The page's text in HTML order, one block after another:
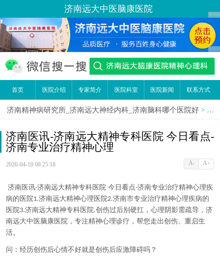
济南远大中医脑康医院
首页 医院介绍 专家简介 医院科室 医院新闻 联系方式
济南精神病研究所_济南远大神经内科_济南脑科哪个医院好 > 医
济南医讯-济南远大精神专科医院 今日看点-
济南专业治疗精神心理
2026-04-10 08:25:18 A- A+
济南医讯-济南远大精神专科医院 今日看点-济南专业治疗精神心理疾
病的医院1.济南远大精神心理医院2.济南市专业治疗精神心理疾病的
医院3.济南远大精神专科医院.创伤过后别硬扛，心理阴影需疏导，济
南远大中医脑康医院，专注精神心理诊疗，帮您走出创伤、重启生
活。
问：经历创伤后心情不好就是创伤后应激障碍吗？